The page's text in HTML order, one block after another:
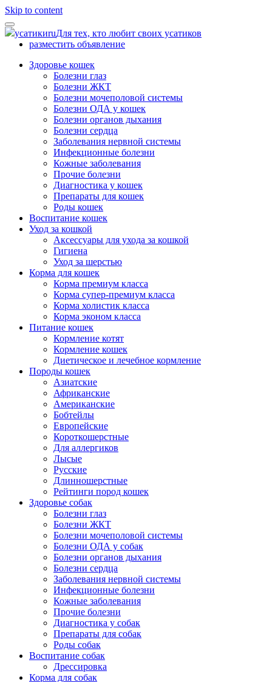
Skip to content
усатикиruДля тех, кто любит своих усатиков
разместить объявление
Здоровье кошек
Болезни глаз
Болезни ЖКТ
Болезни мочеполовой системы
Болезни ОДА у кошек
Болезни органов дыхания
Болезни сердца
Заболевания нервной системы
Инфекционные болезни
Кожные заболевания
Прочие болезни
Диагностика у кошек
Препараты для кошек
Роды кошек
Воспитание кошек
Уход за кошкой
Аксессуары для ухода за кошкой
Гигиена
Уход за шерстью
Корма для кошек
Корма премиум класса
Корма супер-премиум класса
Корма холистик класса
Корма эконом класса
Питание кошек
Кормление котят
Кормление кошек
Диетическое и лечебное кормление
Породы кошек
Азиатские
Африканские
Американские
Бобтейлы
Европейские
Короткошерстные
Для аллергиков
Лысые
Русские
Длинношерстные
Рейтинги пород кошек
Здоровье собак
Болезни глаз
Болезни ЖКТ
Болезни мочеполовой системы
Болезни ОДА у собак
Болезни органов дыхания
Болезни сердца
Заболевания нервной системы
Инфекционные болезни
Кожные заболевания
Прочие болезни
Диагностика у собак
Препараты для собак
Роды собак
Воспитание собак
Дрессировка
Корма для собак